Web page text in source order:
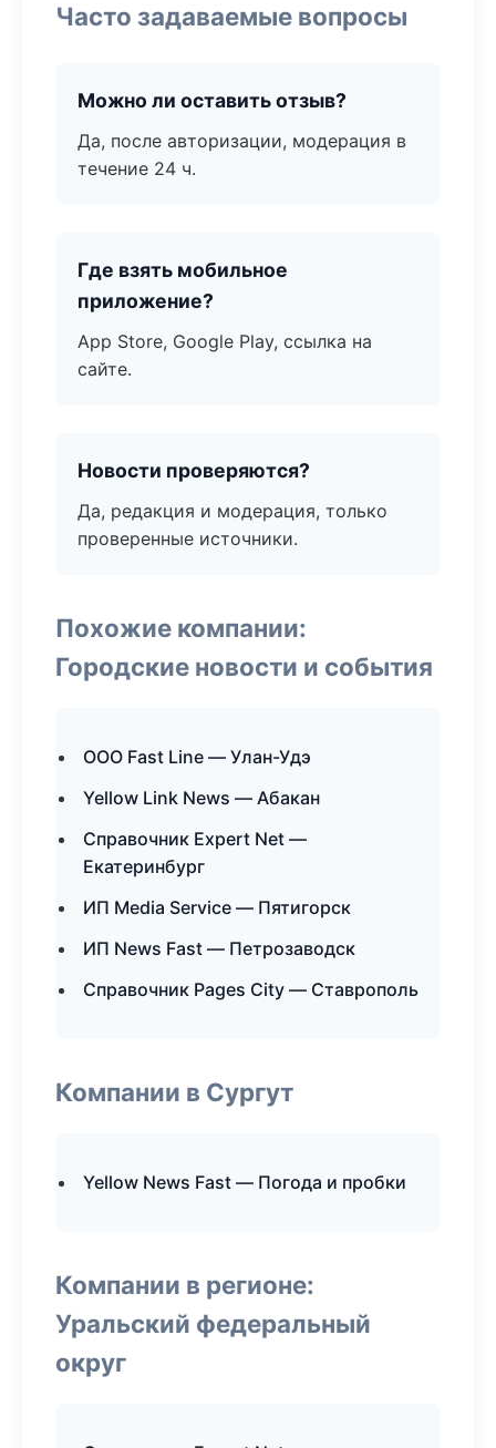
Часто задаваемые вопросы
Можно ли оставить отзыв?
Да, после авторизации, модерация в
течение 24 ч.
Где взять мобильное
приложение?
App Store, Google Play, ссылка на
сайте.
Новости проверяются?
Да, редакция и модерация, только
проверенные источники.
Похожие компании:
Городские новости и события
ООО Fast Line — Улан-Удэ
Yellow Link News — Абакан
Справочник Expert Net —
Екатеринбург
ИП Media Service — Пятигорск
ИП News Fast — Петрозаводск
Справочник Pages City — Ставрополь
Компании в Сургут
Yellow News Fast — Погода и пробки
Компании в регионе:
Уральский федеральный
округ